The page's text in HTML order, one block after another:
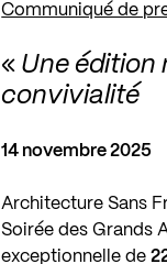
Communiqué de
« Une édition
convivialité
14 novembre 2025
Architecture Sans
Soirée des Grands
exceptionnelle de